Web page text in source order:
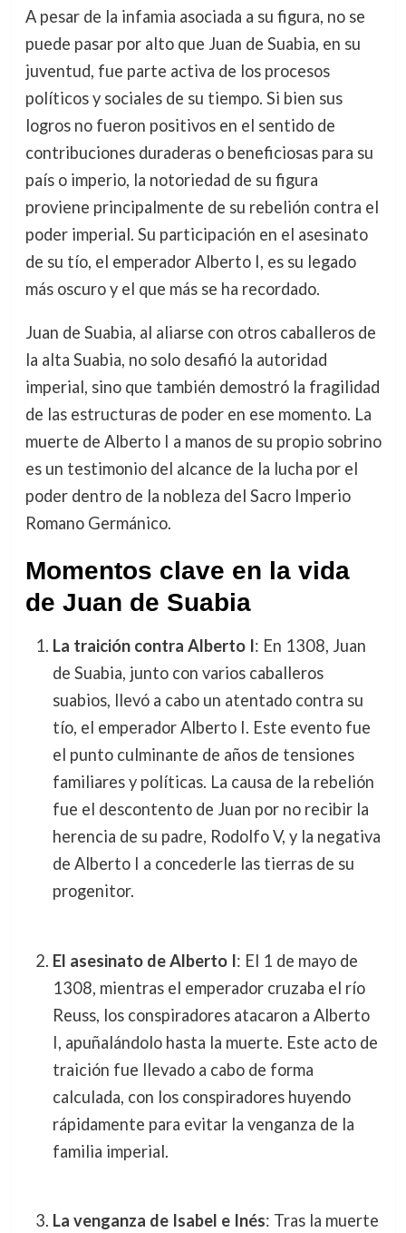
A pesar de la infamia asociada a su figura, no se
puede pasar por alto que Juan de Suabia, en su
juventud, fue parte activa de los procesos
políticos y sociales de su tiempo. Si bien sus
logros no fueron positivos en el sentido de
contribuciones duraderas o beneficiosas para su
país o imperio, la notoriedad de su figura
proviene principalmente de su rebelión contra el
poder imperial. Su participación en el asesinato
de su tío, el emperador Alberto I, es su legado
más oscuro y el que más se ha recordado.
Juan de Suabia, al aliarse con otros caballeros de
la alta Suabia, no solo desafió la autoridad
imperial, sino que también demostró la fragilidad
de las estructuras de poder en ese momento. La
muerte de Alberto I a manos de su propio sobrino
es un testimonio del alcance de la lucha por el
poder dentro de la nobleza del Sacro Imperio
Romano Germánico.
Momentos clave en la vida
de Juan de Suabia
La traición contra Alberto I: En 1308, Juan
de Suabia, junto con varios caballeros
suabios, llevó a cabo un atentado contra su
tío, el emperador Alberto I. Este evento fue
el punto culminante de años de tensiones
familiares y políticas. La causa de la rebelión
fue el descontento de Juan por no recibir la
herencia de su padre, Rodolfo V, y la negativa
de Alberto I a concederle las tierras de su
progenitor.
El asesinato de Alberto I: El 1 de mayo de
1308, mientras el emperador cruzaba el río
Reuss, los conspiradores atacaron a Alberto
I, apuñalándolo hasta la muerte. Este acto de
traición fue llevado a cabo de forma
calculada, con los conspiradores huyendo
rápidamente para evitar la venganza de la
familia imperial.
La venganza de Isabel e Inés: Tras la muerte